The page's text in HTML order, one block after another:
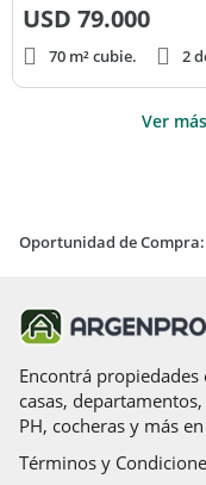
USD 79.000
70 m² cubie. 2
Ver
Encontrá
casas,
PH, cocheras y más
Términos y